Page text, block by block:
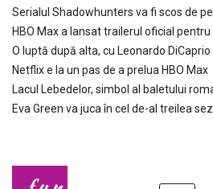
Serialul Shadowhunters va fi scos de
HBO Max a lansat trailerul oficial
O luptă după alta, cu Leonardo
Netflix e la un pas de a prelua HBO Max
Lacul Lebedelor, simbol al baletului
Eva Green va juca în cel de-al treilea